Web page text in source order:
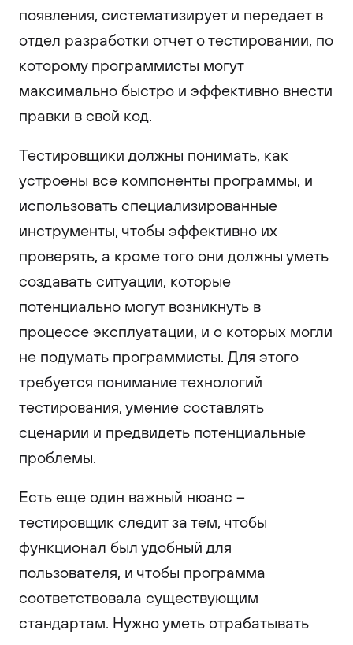
появления, систематизирует и передает в
отдел разработки отчет о тестировании, по
которому программисты могут
максимально быстро и эффективно внести
правки в свой код.
Тестировщики должны понимать, как
устроены все компоненты программы, и
использовать специализированные
инструменты, чтобы эффективно их
проверять, а кроме того они должны уметь
создавать ситуации, которые
потенциально могут возникнуть в
процессе эксплуатации, и о которых могли
не подумать программисты. Для этого
требуется понимание технологий
тестирования, умение составлять
сценарии и предвидеть потенциальные
проблемы.
Есть еще один важный нюанс –
тестировщик следит за тем, чтобы
функционал был удобный для
пользователя, и чтобы программа
соответствовала существующим
стандартам. Нужно уметь отрабатывать